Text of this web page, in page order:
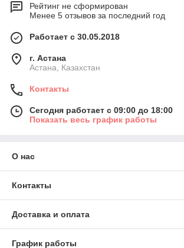
Рейтинг не сформирован
Менее 5 отзывов за последний год
Работает с 30.05.2018
г. Астана
Астана, Казахстан
Контакты
Сегодня работает с 09:00 до 18:00
Показать весь график работы
О нас
Контакты
Доставка и оплата
График работы